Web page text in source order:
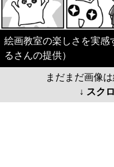
絵画教室の楽しさを実
るさんの提供）
まだまだ画像
↓ スク